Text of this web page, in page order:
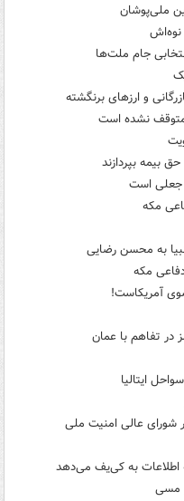
ملی‌پوشان
نوه‌اش
و ارزهای برنگشته
متوقف نشده است
جعلی است
مکه
به محسن رضایی
مکه
آمریکاست!
در تفاهم با عمان
ایتالیا
شورای عالی امنیت‌ ملی
اطلاعات به کی‌یف می‌دهد
و مسی